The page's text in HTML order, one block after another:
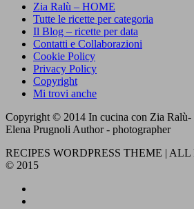
Zia Ralù – HOME
Tutte le ricette per categoria
Il Blog – ricette per data
Contatti e Collaborazioni
Cookie Policy
Privacy Policy
Copyright
Mi trovi anche
Copyright © 2014 In cucina con Zia
Elena Prugnoli Author - photographer
RECIPES WORDPRESS THEME |
© 2015